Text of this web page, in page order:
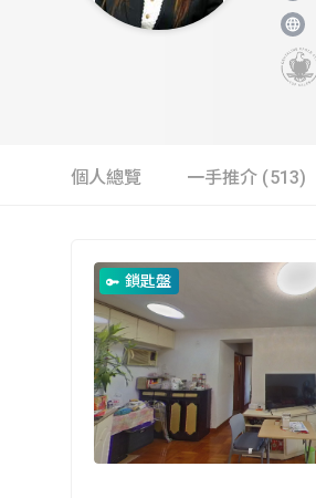
個人總覽 一手推介 (513)
鎖匙盤